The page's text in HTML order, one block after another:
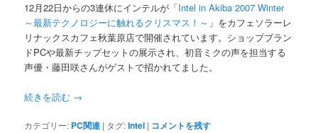
12月22日からの3連休にインテルが「Intel in Akiba 2007 Winter
～最新テクノロジーに触れるクリスマス！～ 」をカフェソラーレ
リナックスカフェ秋葉原店で開催されています。ショップブラン
ドPCや最新チップセットの展示され、初音ミクの声を担当する
声優・藤田咲さんがゲストで招かれてました。
続きを読む →
カテゴリー: PC関連 | タグ:Intel | コメントを残す